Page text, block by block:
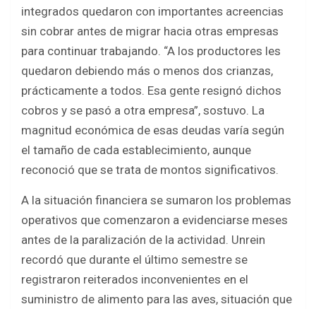
integrados quedaron con importantes acreencias
sin cobrar antes de migrar hacia otras empresas
para continuar trabajando. “A los productores les
quedaron debiendo más o menos dos crianzas,
prácticamente a todos. Esa gente resignó dichos
cobros y se pasó a otra empresa”, sostuvo. La
magnitud económica de esas deudas varía según
el tamaño de cada establecimiento, aunque
reconoció que se trata de montos significativos.
A la situación financiera se sumaron los problemas
operativos que comenzaron a evidenciarse meses
antes de la paralización de la actividad. Unrein
recordó que durante el último semestre se
registraron reiterados inconvenientes en el
suministro de alimento para las aves, situación que